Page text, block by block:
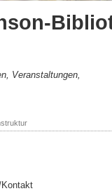
Veranstaltungen,